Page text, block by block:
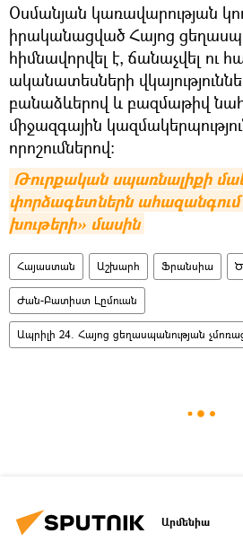
Օսմանյան կառավարության
իրականացված Հայոց
հիմնավորվել է, ճանաչվել ու
ականատեսների
բանաձևերով և բազմաթիվ
միջազգային
որոշումներով:
Թուրքական սպառնալիքի
փորձագետներն ահազանգում
խութերի» մասին
Հայաստան Աշխարհ Ֆրանսիա
Ժան-Բատիստ Լըմուան
Ապրիլի 24. Հայոց ցեղասպանության
Արմենիա